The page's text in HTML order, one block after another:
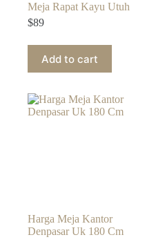
Meja Rapat Kayu Utuh
$89
Add to cart
Harga Meja Kantor
Denpasar Uk 180 Cm